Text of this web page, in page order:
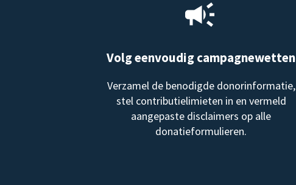
Volg eenvoudig campagnewetten
Verzamel de benodigde donorinformatie,
stel contributielimieten in en vermeld
aangepaste disclaimers op alle
donatieformulieren.